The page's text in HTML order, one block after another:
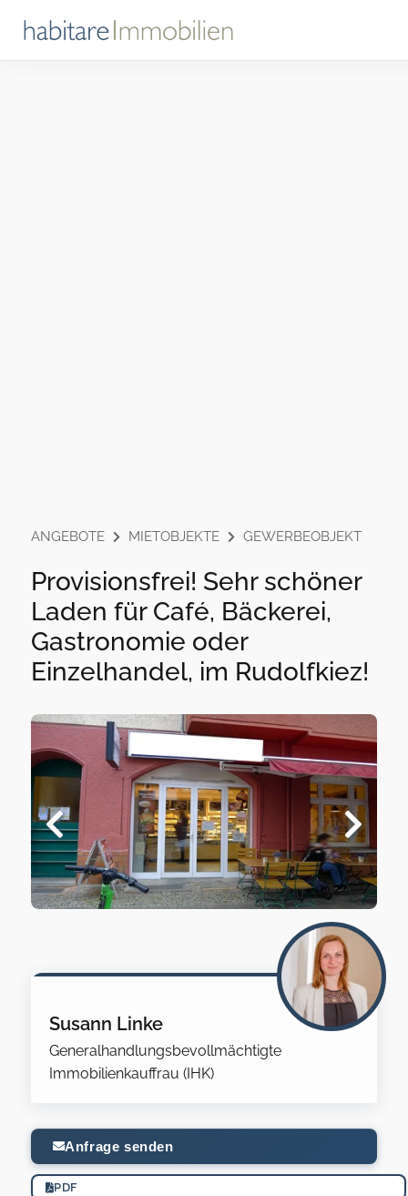
ANGEBOTE MIETOBJEKTE GEWERBEOBJEKT
Provisionsfrei! Sehr schöner
Laden für Café, Bäckerei,
Gastronomie oder
Einzelhandel, im Rudolfkiez!
Susann Linke
Generalhandlungsbevollmächtigte
Immobilienkauffrau (IHK)
Anfrage senden
PDF